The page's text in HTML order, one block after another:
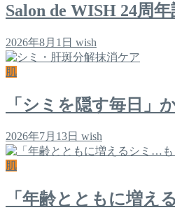
Salon de WISH 24周
2026年8月1日 wish
肌
「シミを隠す毎日」
2026年7月13日 wish
肌
「年齢とともに増